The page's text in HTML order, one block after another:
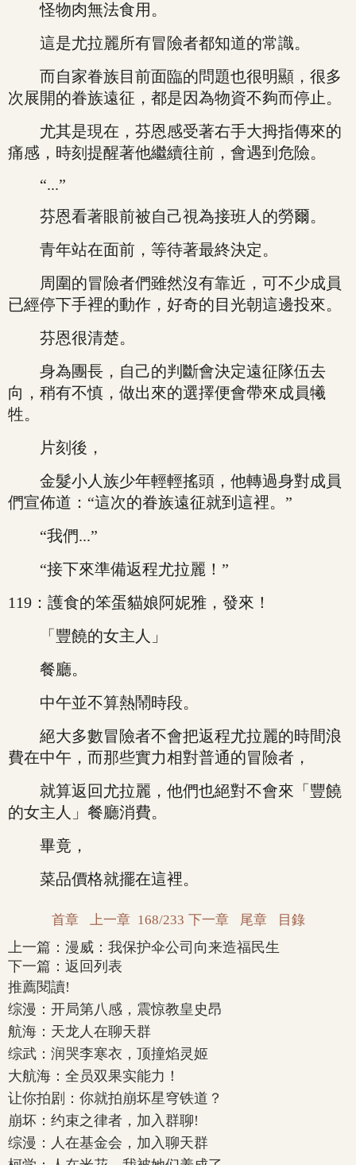
怪物肉無法食用。
這是尤拉麗所有冒險者都知道的常識。
而自家眷族目前面臨的問題也很明顯，很多
次展開的眷族遠征，都是因為物資不夠而停止。
尤其是現在，芬恩感受著右手大拇指傳來的
痛感，時刻提醒著他繼續往前，會遇到危險。
“...”
芬恩看著眼前被自己視為接班人的勞爾。
青年站在面前，等待著最終決定。
周圍的冒險者們雖然沒有靠近，可不少成員
已經停下手裡的動作，好奇的目光朝這邊投來。
芬恩很清楚。
身為團長，自己的判斷會決定遠征隊伍去
向，稍有不慎，做出來的選擇便會帶來成員犧
牲。
片刻後，
金髮小人族少年輕輕搖頭，他轉過身對成員
們宣佈道：“這次的眷族遠征就到這裡。”
“我們...”
“接下來準備返程尤拉麗！”
119：護食的笨蛋貓娘阿妮雅，發來！
「豐饒的女主人」
餐廳。
中午並不算熱鬧時段。
絕大多數冒險者不會把返程尤拉麗的時間浪
費在中午，而那些實力相對普通的冒險者，
就算返回尤拉麗，他們也絕對不會來「豐饒
的女主人」餐廳消費。
畢竟，
菜品價格就擺在這裡。
首章 上一章 168/233 下一章 尾章 目錄
上一篇： 漫威：我保护伞公司向来造福民生
下一篇： 返回列表
推薦閱讀!
综漫：开局第八感，震惊教皇史昂
航海：天龙人在聊天群
综武：润哭李寒衣，顶撞焰灵姬
大航海：全员双果实能力！
让你拍剧：你就拍崩坏星穹铁道？
崩坏：约束之律者，加入群聊!
综漫：人在基金会，加入聊天群